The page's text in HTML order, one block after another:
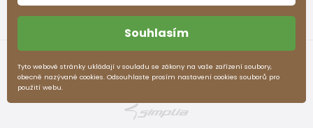
pidilidi.cz © 2026. WebdesignLitvanyi.sk.
Souhlasím
Tyto webové stránky ukládají v souladu se zákony na vaše zařízení soubory,
obecně nazývané cookies. Odsouhlaste prosím nastavení cookies souborů pro
použití webu.